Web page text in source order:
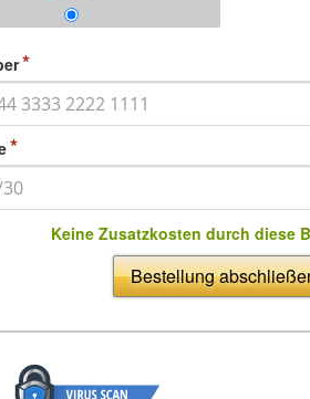
Keine Zusatzkosten durch diese
Bestellung